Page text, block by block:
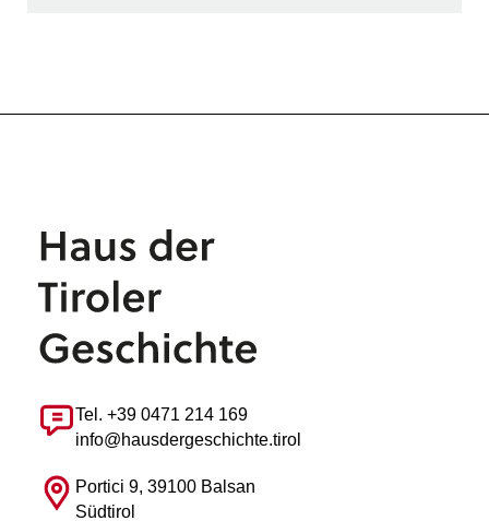
Tel. +39 0471 214 169
info@hausdergeschichte.tirol
Portici 9, 39100 Balsan
Südtirol